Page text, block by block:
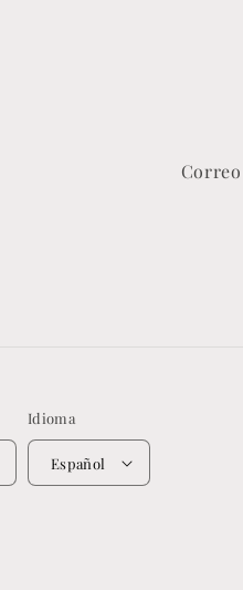
Idioma
Español